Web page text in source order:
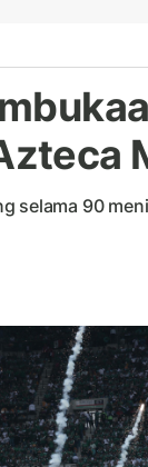
selama 90